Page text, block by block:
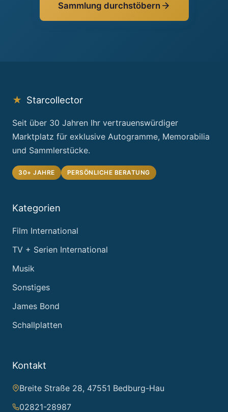
Sammlung durchstöbern
★ Starcollector
Seit über 30 Jahren Ihr vertrauenswürdiger
Marktplatz für exklusive Autogramme, Memorabilia
und Sammlerstücke.
30+ JAHRE PERSÖNLICHE BERATUNG
Kategorien
Film International
TV + Serien International
Musik
Sonstiges
James Bond
Schallplatten
Kontakt
Breite Straße 28, 47551 Bedburg-Hau
02821-28987